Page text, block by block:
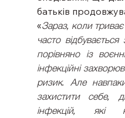
батьків
«Зараз, коли
часто
порівняно із
інфекційні
ризик. Але
захистити себе,
інфекцій, які